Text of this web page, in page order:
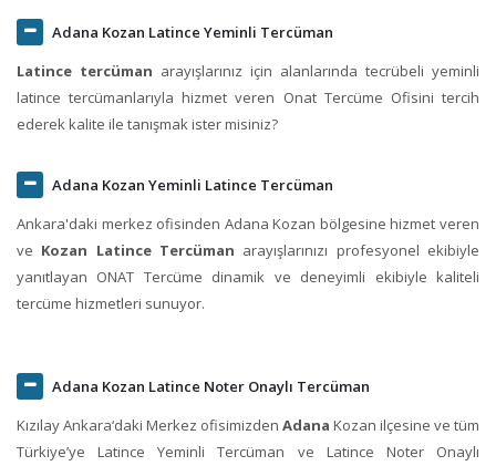
Adana Kozan Latince Yeminli Tercüman
Latince tercüman arayışlarınız için alanlarında tecrübeli yeminli
latince tercümanlarıyla hizmet veren Onat Tercüme Ofisini tercih
ederek kalite ile tanışmak ister misiniz?
Adana Kozan Yeminli Latince Tercüman
Ankara'daki merkez ofisinden Adana Kozan bölgesine hizmet veren
ve Kozan Latince Tercüman arayışlarınızı profesyonel ekibiyle
yanıtlayan ONAT Tercüme dinamik ve deneyimli ekibiyle kaliteli
tercüme hizmetleri sunuyor.
Adana Kozan Latince Noter Onaylı Tercüman
Kızılay Ankara‘daki Merkez ofisimizden Adana Kozan ilçesine ve tüm
Türkiye’ye Latince Yeminli Tercüman ve Latince Noter Onaylı